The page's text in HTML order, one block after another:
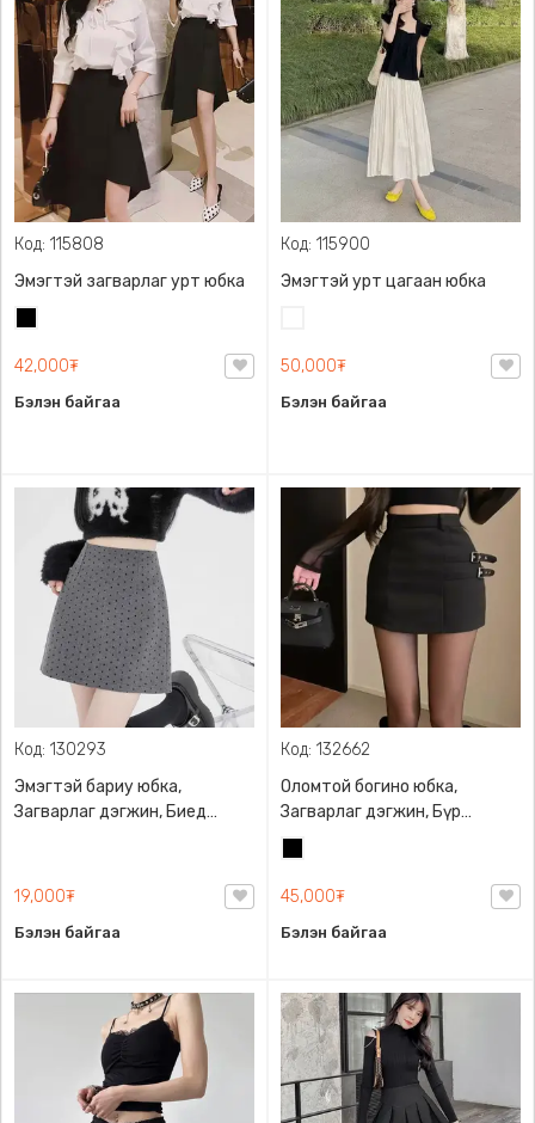
Код: 115808
Эмэгтэй загварлаг урт юбка
42,000₮
Бэлэн байгаа
Код: 115900
Эмэгтэй урт цагаан юбка
50,000₮
Бэлэн байгаа
Код: 130293
Эмэгтэй бариу юбка,
Загварлаг дэгжин, Биед
19,000₮
Бэлэн байгаа
Код: 132662
Оломтой богино юбка,
Загварлаг дэгжин, Бүр
төрлийн хувцастай
хослуулан өмсөхөд
тохиромжтой
45,000₮
Бэлэн байгаа